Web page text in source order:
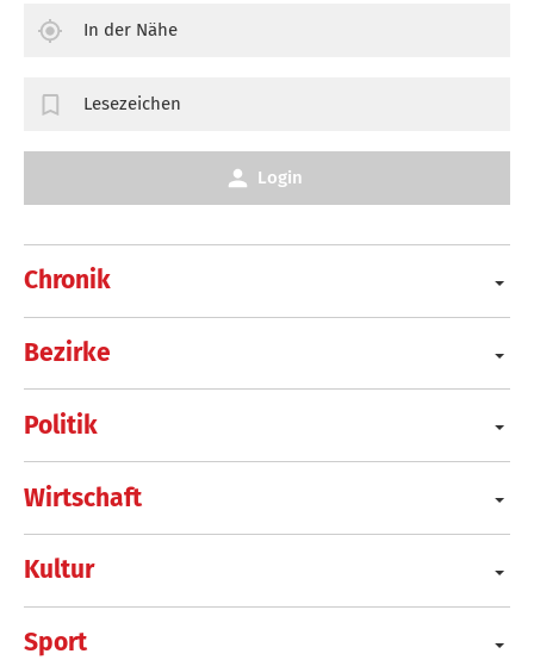
Chronik
Bezirke
Politik
Wirtschaft
Kultur
Sport
In der Nähe
Lesezeichen
Login